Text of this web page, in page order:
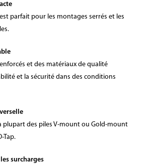
parfait pour les montages serrés et les
et des matériaux de qualité
et la sécurité dans des conditions
plupart des piles V-mount ou Gold-mount
Tap.
surcharges